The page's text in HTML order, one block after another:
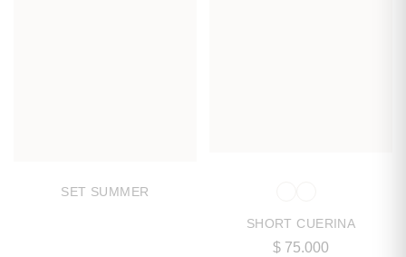
SET SUMMER
SHORT CUERINA
$ 75.000